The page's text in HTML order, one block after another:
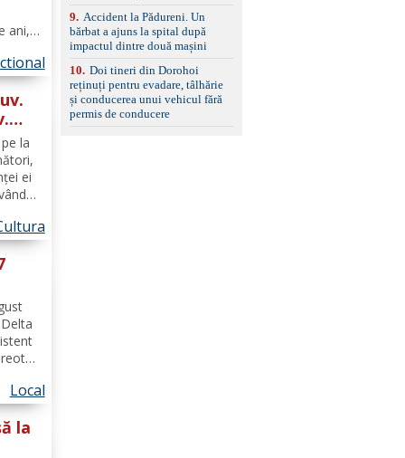
ani,
la
ei
ei, de
Local
la
9. Accident la Pădureni. Un
bărbat a ajuns la spital după
impactul dintre două mașini
10. Doi tineri din Dorohoi
reținuți pentru evadare, tâlhărie
și conducerea unui vehicul fără
permis de conducere